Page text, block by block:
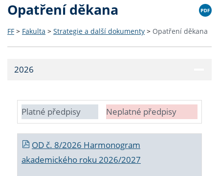
Opatření děkana
FF > Fakulta > Strategie a další dokumenty > Opatření děkana
2026
Platné předpisy Neplatné předpisy
OD č. 8/2026 Harmonogram
akademického roku 2026/2027